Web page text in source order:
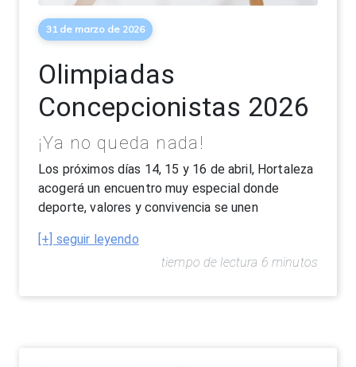
31 de marzo de 2026
Olimpiadas
Concepcionistas 2026
¡Ya no queda nada!
Los próximos días 14, 15 y 16 de abril, Hortaleza
acogerá un encuentro muy especial donde
deporte, valores y convivencia se unen
[+] seguir leyendo
tiempo de lectura 6 minutos